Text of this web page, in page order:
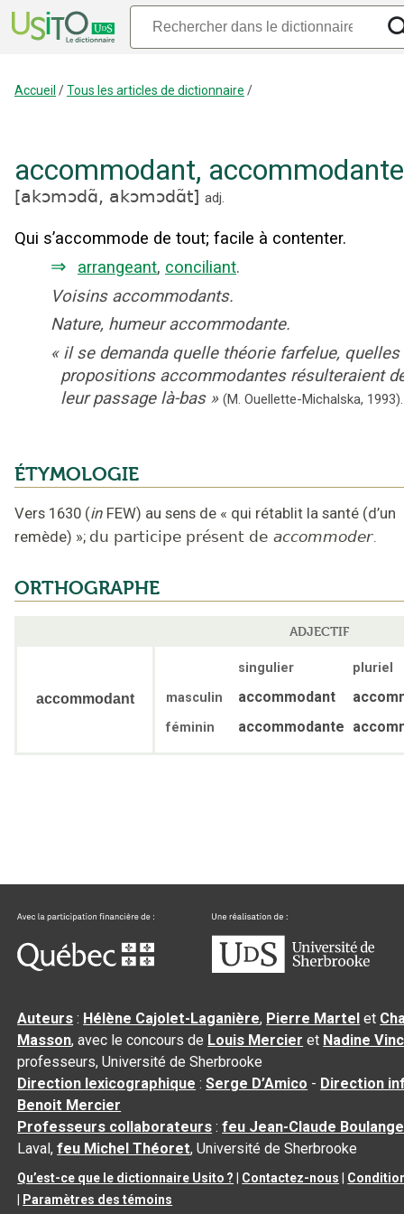
Accueil /Tous les articles de dictionnaire /
accommodant, accommodante
[akɔmɔdɑ̃, akɔmɔdɑ̃t] adj.
Qui s’accommode de tout; facile à contenter.
⇒ arrangeant, conciliant.
Voisins accommodants.
Nature, humeur accommodante.
« il se demanda quelle théorie farfelue, quelles
propositions accommodantes résulteraient
leur passage là-bas » (M. Ouellette-Michalska, 1993).
ÉTYMOLOGIE
Vers 1630 (in FEW) au sens de « qui rétablit la santé (d’un
remède) »; du participe présent de accommoder.
ORTHOGRAPHE
ADJECTIF
accommodant
singulier
pluriel
masculin
accommodant
féminin accommodante
Auteurs : Hélène Cajolet-Laganière, Pierre Martel et
Masson, avec le concours de Louis Mercier et Nadine
professeurs, Université de Sherbrooke
Direction lexicographique :Serge D’Amico - Direction
Benoit Mercier
Professeurs collaborateurs :feu Jean-Claude
Laval,feu Michel Théoret, Université de Sherbrooke
Qu’est-ce que le dictionnaire Usito ? Contactez-nous
Paramètres des témoins